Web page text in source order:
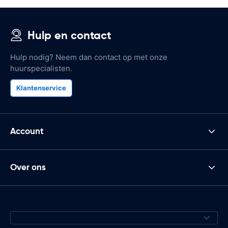
Hulp en contact
Hulp nodig? Neem dan contact op met onze
huurspecialisten.
Klantenservice
Account
Over ons